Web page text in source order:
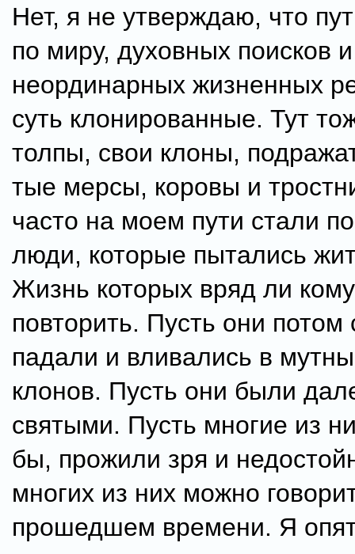
Нет, я не утверждаю, что
по миру, духовных поисков и
неординарных жизненных
суть клонированные. Тут
толпы, свои клоны,
тые мерсы, коровы и
часто на моем пути стали
люди, которые пытались
Жизнь которых вряд ли
повторить. Пусть они потом
падали и вливались в
клонов. Пусть они были
святыми. Пусть многие из
бы, прожили зря и
многих из них можно
прошедшем времени. Я